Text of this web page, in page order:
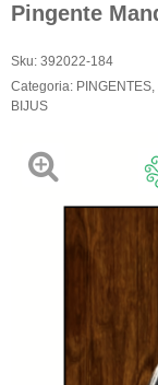
Pingente
Sku: 392022-184
Categoria: PINGENTES
BIJUS